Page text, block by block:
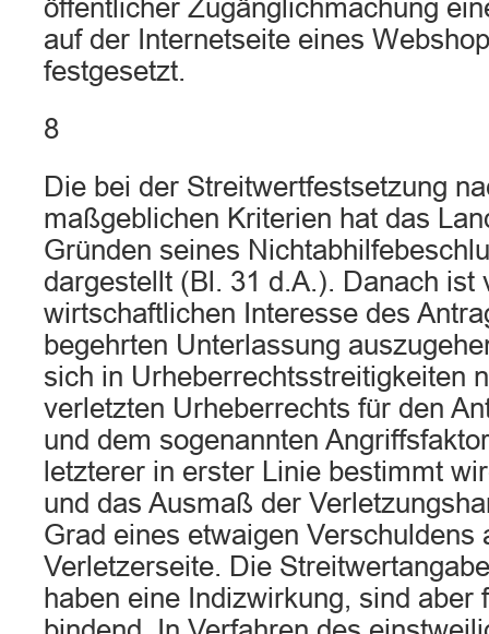
öffentlicher Zugänglichmachung
auf der Internetseite eines
festgesetzt.
8
Die bei der Streitwertfestsetzung
maßgeblichen Kriterien hat das
Gründen seines
dargestellt (Bl. 31 d.A.). Danach ist
wirtschaftlichen Interesse des
begehrten Unterlassung
sich in Urheberrechtsstreitigkeiten
verletzten Urheberrechts für den
und dem sogenannten
letzterer in erster Linie bestimmt
und das Ausmaß der
Grad eines etwaigen Verschuldens
Verletzerseite. Die
haben eine Indizwirkung, sind aber